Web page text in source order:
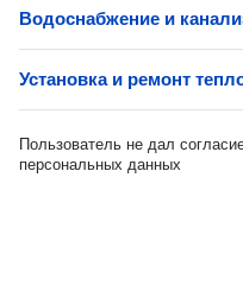
Водоснабжение и
Установка и ремонт
Пользователь не дал
персональных данных